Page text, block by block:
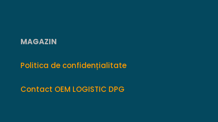
MAGAZIN
Politica de confidențialitate
Contact OEM LOGISTIC DPG